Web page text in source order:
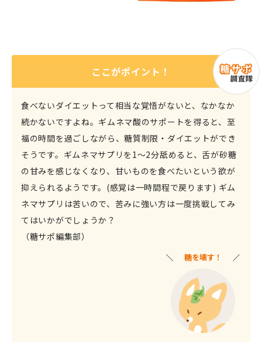
ここがポイント！
食べないダイエットって相当な覚悟がないと、なかなか
続かないですよね。ギムネマ酸のサポートを得ると、至
福の時間を過ごしながら、糖質制限・ダイエットができ
そうです。ギムネマサプリを1～2分舐めると、舌が砂糖
の甘みを感じなくなり、甘いものを食べたいという欲が
抑えられるようです。(感覚は一時間程で戻ります) ギム
ネマサプリは苦いので、苦みに強い方は一度挑戦してみ
てはいかがでしょうか？
（糖サポ編集部）
糖を壊す！